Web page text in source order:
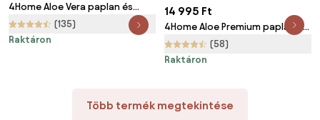
4Home Aloe Vera paplan és
párna szett,, 140 x 200 cm, 70
x 90 cm
(135)
Raktáron
14 995 Ft
4Home Aloe Premium paplan és
párnák szett, 140 x 200 cm, 70
x 90 cm
(58)
Raktáron
Több termék megtekintése